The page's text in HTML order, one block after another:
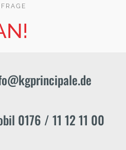
0176 / 11 12 11 00